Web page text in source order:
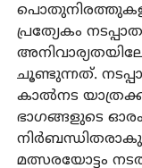
പ്രത്യേകം
ചൂണ്ടുന്നത്.
കാല്‍നട
ഭാഗങ്ങളുടെ ഓരം
മത്സരയോട്ടം